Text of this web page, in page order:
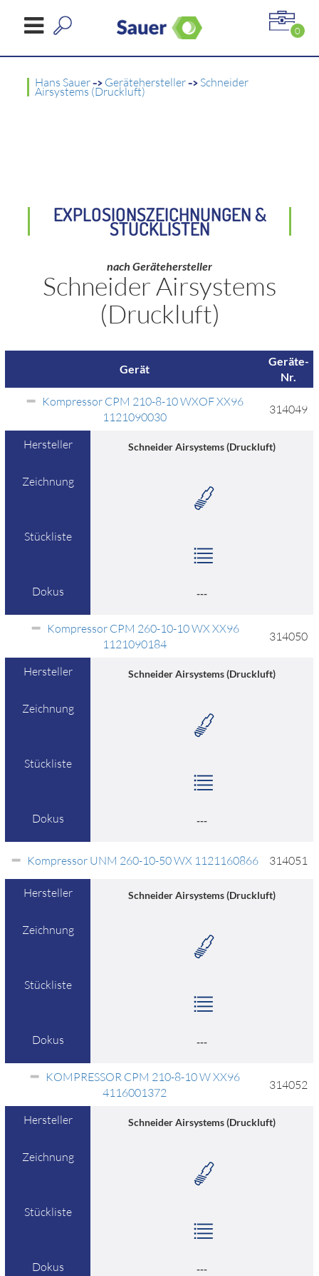
0
Hans Sauer-> Gerätehersteller-> Schneider
Airsystems (Druckluft)
EXPLOSIONSZEICHNUNGEN &
STÜCKLISTEN
nach Gerätehersteller
Schneider Airsystems
(Druckluft)
Gerät
Geräte-
Nr.
Kompressor CPM 210-8-10 WXOF XX96
1121090030
314049
Hersteller Schneider Airsystems (Druckluft)
Zeichnung
Stückliste
Dokus ---
Kompressor CPM 260-10-10 WX XX96
1121090184
314050
Hersteller Schneider Airsystems (Druckluft)
Zeichnung
Stückliste
Dokus ---
Kompressor UNM 260-10-50 WX 1121160866 314051
Hersteller Schneider Airsystems (Druckluft)
Zeichnung
Stückliste
Dokus ---
KOMPRESSOR CPM 210-8-10 W XX96
4116001372
314052
Hersteller Schneider Airsystems (Druckluft)
Zeichnung
Stückliste
Dokus ---